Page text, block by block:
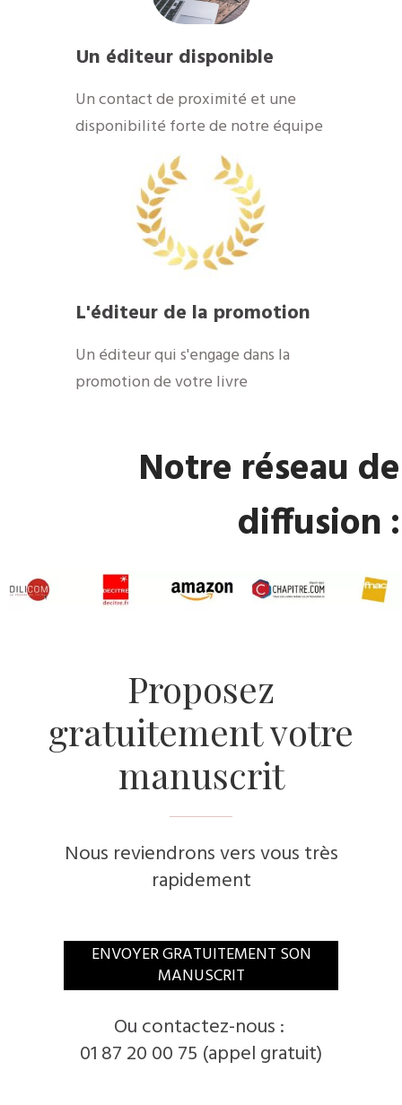
Un éditeur disponible
​Un contact de proximité et une
disponibilité forte de notre équipe
​L'éditeur de la promotion
​Un éditeur qui s'engage dans la
promotion de votre livre
​Notre réseau de
diffusion :
​Proposez
gratuitement votre
manuscrit
Nous reviendrons vers vous très
rapidement
​ENVOYER GRATUITEMENT SON
MANUSCRIT
​Ou contactez-nous :
01 87 20 00 75 (appel gratuit)